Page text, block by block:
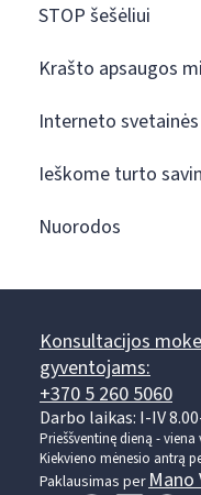
STOP šešėliui
Krašto apsaugos
Interneto
Ieškome turto
Nuorodos
Konsultacijos
gyventojams:
+370 5 260 5060
Darbo laikas: I-IV
Prieššventinę dieną -
Kiekvieno mėnesio antrą
Paklausimas per Mano